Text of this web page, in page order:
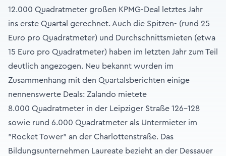
12.000 Quadratmeter großen KPMG-Deal letztes Jahr
ins erste Quartal gerechnet. Auch die Spitzen- (rund 25
Euro pro Quadratmeter) und Durchschnittsmieten (etwa
15 Euro pro Quadratmeter) haben im letzten Jahr zum Teil
deutlich angezogen. Neu bekannt wurden im
Zusammenhang mit den Quartalsberichten einige
nennenswerte Deals: Zalando mietete
8.000 Quadratmeter in der Leipziger Straße 126-128
sowie rund 6.000 Quadratmeter als Untermieter im
"Rocket Tower" an der Charlottenstraße. Das
Bildungsunternehmen Laureate bezieht an der Dessauer